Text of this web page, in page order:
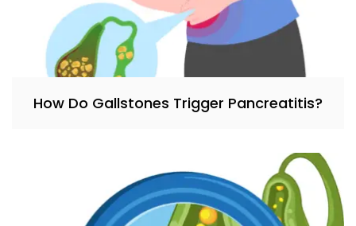
How Do Gallstones Trigger Pancreatitis?